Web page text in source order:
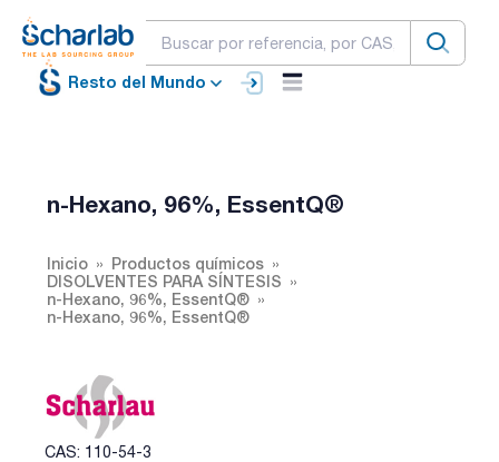
Resto del Mundo
n-Hexano, 96%, EssentQ®
Inicio
Productos químicos
DISOLVENTES PARA SÍNTESIS
n-Hexano, 96%, EssentQ®
n-Hexano, 96%, EssentQ®
CAS: 110-54-3